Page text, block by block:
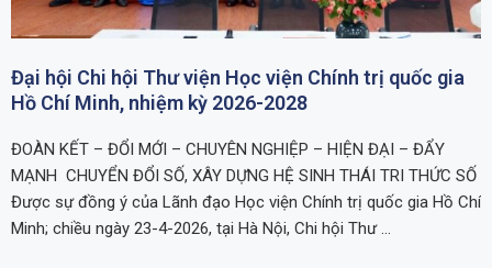
Đại hội Chi hội Thư viện Học viện Chính trị quốc gia
Hồ Chí Minh, nhiệm kỳ 2026-2028
ĐOÀN KẾT – ĐỔI MỚI – CHUYÊN NGHIỆP – HIỆN ĐẠI – ĐẨY
MẠNH CHUYỂN ĐỔI SỐ, XÂY DỰNG HỆ SINH THÁI TRI THỨC SỐ
Được sự đồng ý của Lãnh đạo Học viện Chính trị quốc gia Hồ Chí
Minh; chiều ngày 23-4-2026, tại Hà Nội, Chi hội Thư …